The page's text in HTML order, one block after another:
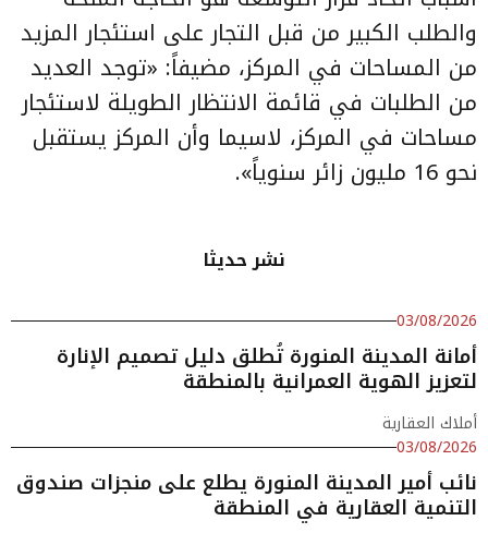
والطلب الكبير من قبل التجار على استئجار المزيد
من المساحات في المركز، مضيفاً: «توجد العديد
من الطلبات في قائمة الانتظار الطويلة لاستئجار
مساحات في المركز، لاسيما وأن المركز يستقبل
نحو 16 مليون زائر سنوياً».
نشر حديثا
03/08/2026
أمانة المدينة المنورة تُطلق دليل تصميم الإنارة
لتعزيز الهوية العمرانية بالمنطقة
أملاك العقارية
03/08/2026
نائب أمير المدينة المنورة يطلع على منجزات صندوق
التنمية العقارية في المنطقة